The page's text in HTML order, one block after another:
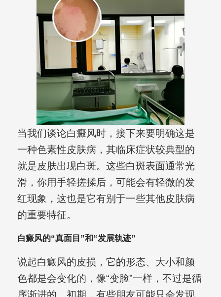
当我们谈论白癜风时，接下来要明确这是
一种色素性皮肤病，其临床症状较典型的
就是皮肤出现白斑。这些白斑表面通常光
滑，你用手轻搓揉后，可能会有轻微的发
红现象，这也是它有别于一些其他皮肤病
的重要特征。
白癜风的“真面目”和“发展轨迹”
说起白癜风的皮损，它的形态、大小和颜
色都是会变化的，像“变脸”一样，不过是循
序渐进的。初期，有些朋友可能只会发现